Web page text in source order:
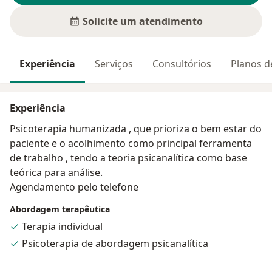
Solicite um atendimento
Experiência Serviços Consultórios Planos
Experiência
Psicoterapia humanizada , que prioriza o bem estar do
paciente e o acolhimento como principal ferramenta
de trabalho , tendo a teoria psicanalítica como base
teórica para análise.
Agendamento pelo telefone
Abordagem terapêutica
Terapia individual
Psicoterapia de abordagem psicanalítica